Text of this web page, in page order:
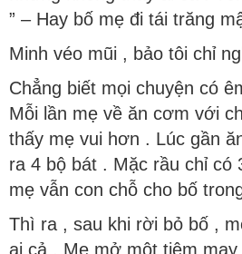
” – Hay bố mẹ đi tái trăng
Minh véo mũi , bảo tôi chỉ
Chẳng biết mọi chuyện có
Mỗi lần mẹ về ăn cơm với
thấy mẹ vui hơn . Lúc gần
ra 4 bộ bát . Mặc rầu chỉ có
mẹ vẫn con chỗ cho bố
Thì ra , sau khi rời bỏ bố ,
ai cả . Mẹ mở một tiệm